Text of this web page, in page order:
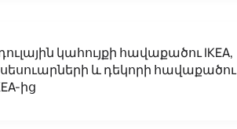
կահույքի հավաքածու IKEA,
և դեկորի հավաքածու
ից